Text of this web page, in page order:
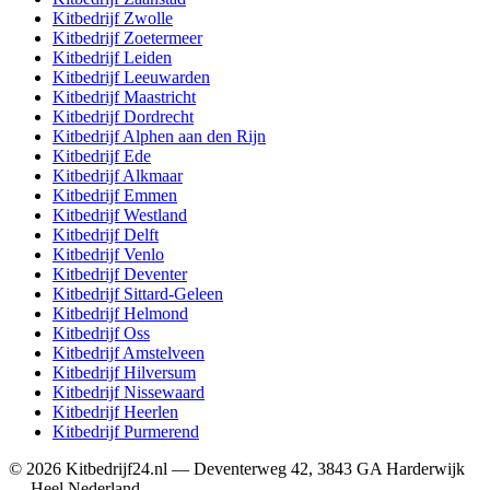
Kitbedrijf Zwolle
Kitbedrijf Zoetermeer
KitbedrijfLeiden
KitbedrijfLeeuwarden
KitbedrijfMaastricht
KitbedrijfDordrecht
KitbedrijfAlphen aan den Rijn
KitbedrijfEde
KitbedrijfAlkmaar
KitbedrijfEmmen
KitbedrijfWestland
KitbedrijfDelft
KitbedrijfVenlo
KitbedrijfDeventer
Kitbedrijf Sittard-Geleen
KitbedrijfHelmond
KitbedrijfOss
KitbedrijfAmstelveen
KitbedrijfHilversum
KitbedrijfNissewaard
KitbedrijfHeerlen
KitbedrijfPurmerend
© 2026 Kitbedrijf24.nl — Deventerweg 42, 3843 GA Harderwijk